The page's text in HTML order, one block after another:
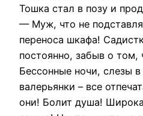
Тошка стал в позу и
— Муж, что не
переноса шкафа!
постоянно, забыв о том,
Бессонные ночи, слезы
валерьянки – все
они! Болит душа!